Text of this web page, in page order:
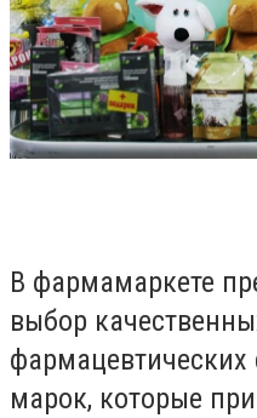
В фармамаркете
выбор
фармацевтических
марок, которые